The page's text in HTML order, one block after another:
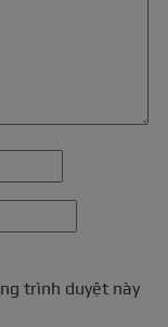
trình duyệt này